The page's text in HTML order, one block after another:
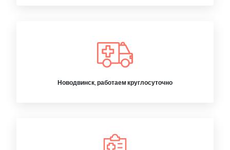
Новодвинск, работаем круглосуточно